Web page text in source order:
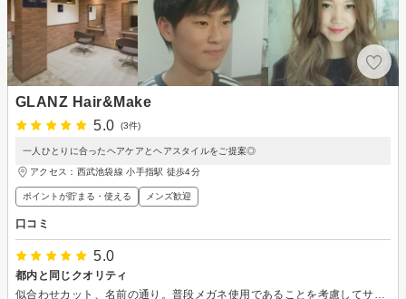
GLANZ Hair&Make
5.0
(3件)
一人ひとりに合ったヘアケアとヘアスタイルをご提案◎
アクセス：西武池袋線 小手指駅 徒歩4分
ポイントが貯まる・使える メンズ歓迎
口コミ
5.0
都内と同じクオリティ